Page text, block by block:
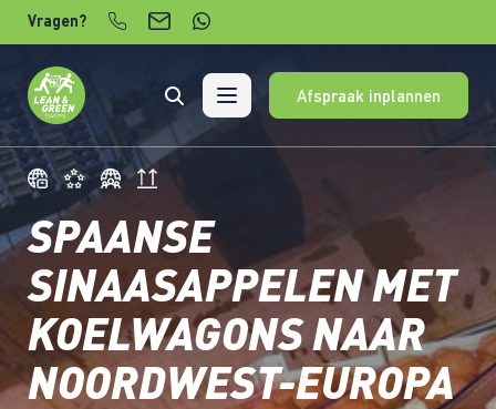
Verder naar content
Vragen?
Afspraak inplannen
SPAANSE
SINAASAPPELEN MET
KOELWAGONS NAAR
NOORDWEST-EUROPA